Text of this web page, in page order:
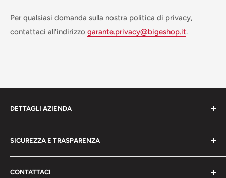
Per qualsiasi domanda sulla nostra politica di privacy,
contattaci all'indirizzo garante.privacy@bigeshop.it.
DETTAGLI AZIENDA
bigeshop.it
SICUREZZA E TRASPARENZA
Chi siamo
Termini e condizioni del servizio
CONTATTACI